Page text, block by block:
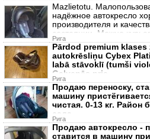
Mazlietotu.
надёжное автокресло
производителя и
состоянии. Можно
Рига
Pārdod premium klases
autokrēsliņu Cybex
labā stāvoklī (tumši
Galvenās prie
Рига
Продаю переноску,
машину
чистая. 0-13 кг. Район
сада.
Рига
Продаю автокресло -
ставится в машину